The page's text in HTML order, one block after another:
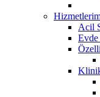
Acil
Evde